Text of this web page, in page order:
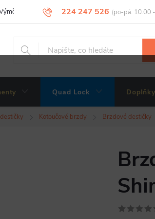
224 247 526
vrácení a reklamace zboží Obchodní
Quad Lock
Kotoučové brzdy Brzdové destičky